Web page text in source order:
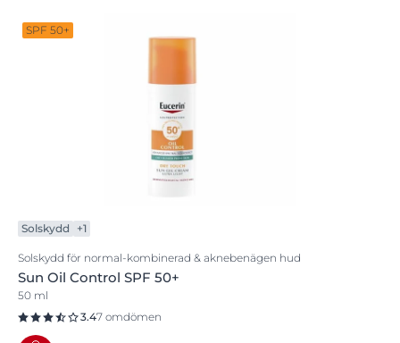
SPF 50+
Solskydd +1
Solskydd för normal-kombinerad & aknebenägen hud
Sun Oil Control SPF 50+
50 ml
3.47 omdömen